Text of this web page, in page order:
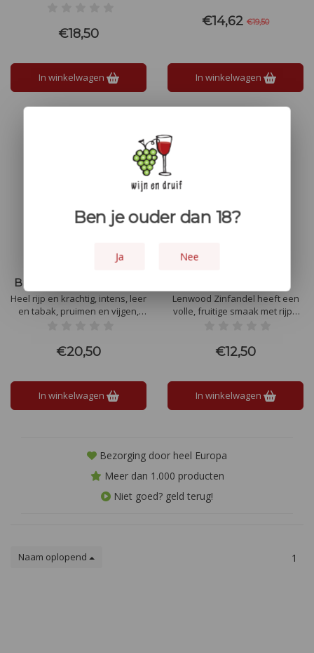
subtiele tonen van vanille en
geroosterde koffie. Vol, krachtig
€18,50
In winkelwagen
delicate bloemige tonen. Een
hartige wijn met krijtachtige
€14,62 €19,50
In winkelwagen
Brazin Old Vine Zinfandel
Heel rijp en krachtig, intens, leer
en tabak, pruimen en vijgen,
mooi afgerond, kaneel en
verleiding.
€20,50
In winkelwagen
Lenwood Zinfandel heeft een
volle, fruitige smaak met rijpe
en vanille. De zachte tannines
en de lange, elegante afdronk
aangename balans tussen fruit
en kruidigheid.
€12,50
In winkelwagen
Bezorging door heel Europa
Meer dan 1.000 producten
Niet goed? geld terug!
Naam oplopend 1
Ben je ouder dan 18?
Ja Nee